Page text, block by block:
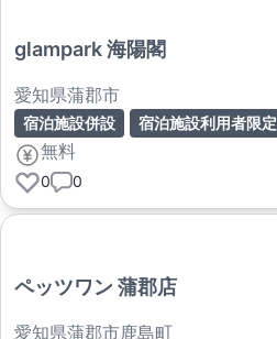
glampark 海陽閣
愛知県蒲郡市
宿泊施設併設 宿泊施設利用者限定
無料
0 0
ペッツワン 蒲郡店
愛知県蒲郡市鹿島町